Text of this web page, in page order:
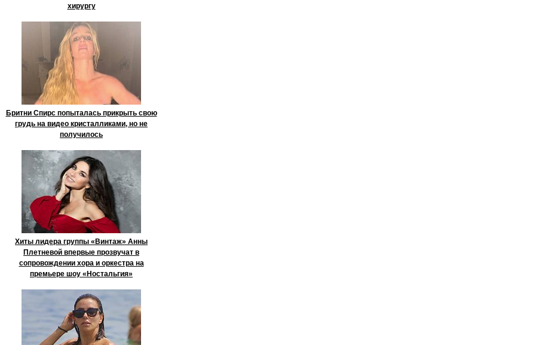
хирургу
Бритни Спирс попыталась прикрыть свою
грудь на видео кристалликами, но не
получилось
Хиты лидера группы «Винтаж» Анны
Плетневой впервые прозвучат в
сопровождении хора и оркестра на
премьере шоу «Ностальгия»